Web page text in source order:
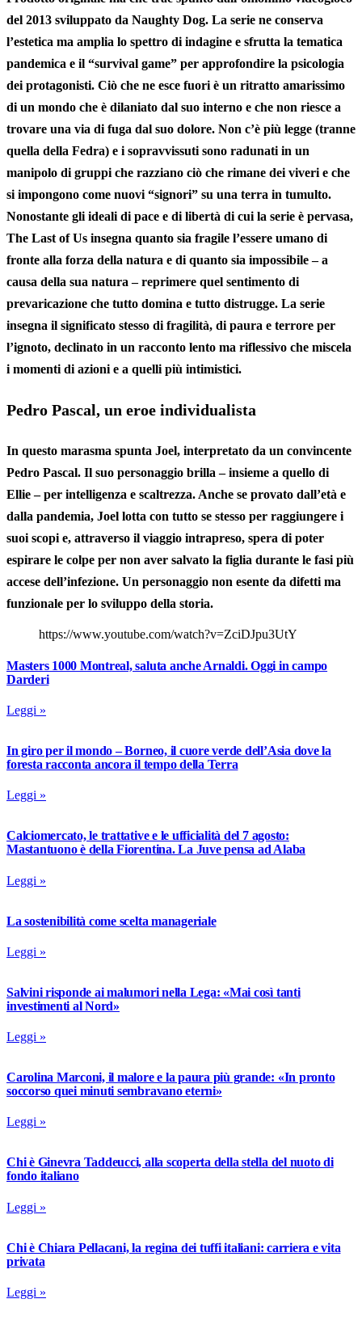
del 2013 sviluppato da Naughty Dog. La serie ne conserva
l’estetica ma amplia lo spettro di indagine e sfrutta la tematica
pandemica e il “survival game” per approfondire la psicologia
dei protagonisti. Ciò che ne esce fuori è un ritratto amarissimo
di un mondo che è dilaniato dal suo interno e che non riesce a
trovare una via di fuga dal suo dolore. Non c’è più legge (tranne
quella della Fedra) e i sopravvissuti sono radunati in un
manipolo di gruppi che razziano ciò che rimane dei viveri e che
si impongono come nuovi “signori” su una terra in tumulto.
Nonostante gli ideali di pace e di libertà di cui la serie è pervasa,
The Last of Us insegna quanto sia fragile l’essere umano di
fronte alla forza della natura e di quanto sia impossibile – a
causa della sua natura – reprimere quel sentimento di
prevaricazione che tutto domina e tutto distrugge. La serie
insegna il significato stesso di fragilità, di paura e terrore per
l’ignoto, declinato in un racconto lento ma riflessivo che miscela
i momenti di azioni e a quelli più intimistici.
Pedro Pascal, un eroe individualista
In questo marasma spunta Joel, interpretato da un convincente
Pedro Pascal. Il suo personaggio brilla – insieme a quello di
Ellie – per intelligenza e scaltrezza. Anche se provato dall’età e
dalla pandemia, Joel lotta con tutto se stesso per raggiungere i
suoi scopi e, attraverso il viaggio intrapreso, spera di poter
espirare le colpe per non aver salvato la figlia durante le fasi più
accese dell’infezione. Un personaggio non esente da difetti ma
funzionale per lo sviluppo della storia.
https://www.youtube.com/watch?v=ZciDJpu3UtY
Masters 1000 Montreal, saluta anche Arnaldi. Oggi in campo
Darderi
Leggi »
In giro per il mondo – Borneo, il cuore verde dell’Asia dove la
foresta racconta ancora il tempo della Terra
Leggi »
Calciomercato, le trattative e le ufficialità del 7 agosto:
Mastantuono è della Fiorentina. La Juve pensa ad Alaba
Leggi »
La sostenibilità come scelta manageriale
Leggi »
Salvini risponde ai malumori nella Lega: «Mai così tanti
investimenti al Nord»
Leggi »
Carolina Marconi, il malore e la paura più grande: «In pronto
soccorso quei minuti sembravano eterni»
Leggi »
Chi è Ginevra Taddeucci, alla scoperta della stella del nuoto di
fondo italiano
Leggi »
Chi è Chiara Pellacani, la regina dei tuffi italiani: carriera e vita
privata
Leggi »